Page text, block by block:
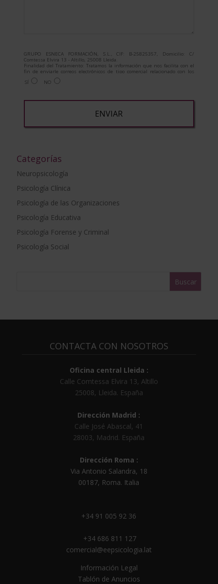
GRUPO ESNECA FORMACIÓN, S.L., CIF: B-25825357, Domicilio: C/
Comtessa Elvira 13 - Altillo, 25008 Lleida.
Finalidad del Tratamiento: Tratamos la información que nos facilita con el
fin de enviarle correos electrónicos de tipo comercial relacionado con los
productos ofrecidos y otros tipo de productos que fueran de su interés.
Legitimación del tratamiento: Consentimiento del interesado.
Para más información consulte nuestra Política de Privacidad.
SÍ NO
t
r
n
a
i
v
e
Categorías
Neuropsicología
Psicología Clínica
Psicología de las Organizaciones
Psicología Educativa
Psicología Forense y Criminal
Psicología Social
CONTACTA CON NOSOTROS
Oficina central Lleida :
Calle Comtessa Elvira 13, Altillo
25008, Lleida. España
Dirección Madrid :
Calle José Abascal, 41
28003, Madrid. España
Dirección Roma :
Via Antonio Salandra, 18
00187, Roma. Italia
+34 91 005 92 36
+34 686 811 127
comercial@eepsicologia.lat
Información Legal
Tablón de Anuncios